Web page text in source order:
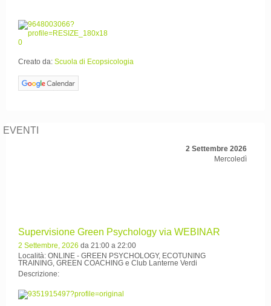
Creato da: Scuola di Ecopsicologia
EVENTI
2 Settembre 2026
Mercoledì
Supervisione Green Psychology via WEBINAR
2 Settembre, 2026 da 21:00 a 22:00
Località: ONLINE - GREEN PSYCHOLOGY, ECOTUNING
TRAINING, GREEN COACHING e Club Lanterne Verdi
Descrizione: